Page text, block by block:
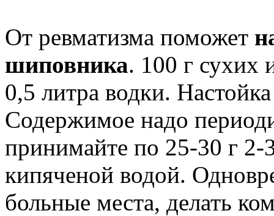
От ревматизма поможет
шиповника. 100 г сухих
0,5 литра водки.
Содержимое надо
принимайте по 25-30 г 2-
кипяченой водой.
больные места, делать